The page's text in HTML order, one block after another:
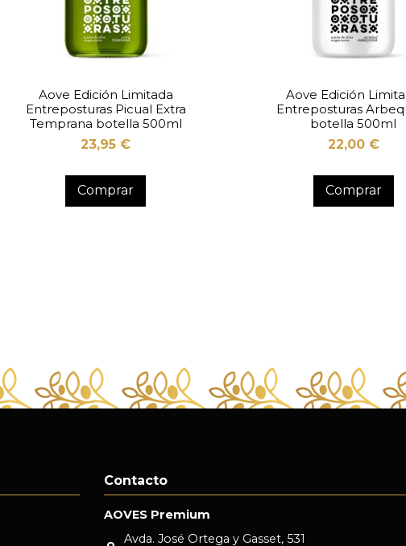
Aove Edición Limitada
Entreposturas Picual Extra
Temprana botella 500ml
23,95 €
Comprar
Aove Edición
Entreposturas
botella 500ml
22,00 €
Comprar
Contacto
AOVES Premium
Avda. José Ortega y Gasset, 531